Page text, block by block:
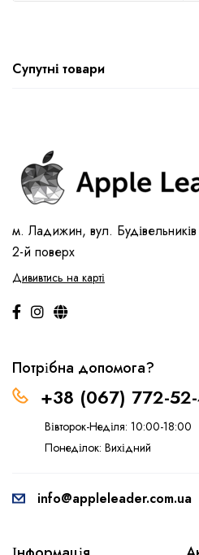
Супутні товари
м. Ладижин, вул.
2-й поверх
Дививтись на карті
Потрібна допомога?
+38 (067) 772-
Вівторок-Неділя: 10:00-18:00
Понеділок: Вихідний
info@appleleader.com.ua